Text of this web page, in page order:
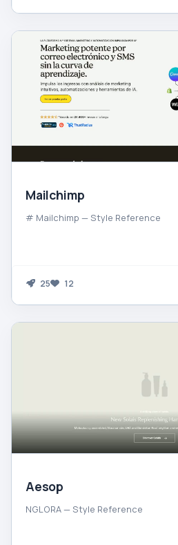
Mailchimp
# Mailchimp — Style Reference
25 12
Aesop
NGLORA — Style Reference